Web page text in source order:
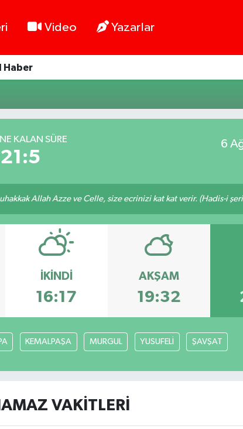
Video Yazarlar
Haber
KALAN SÜRE 6
Allah Azze ve Celle, size ecrinizi kat kat verir. (Hadis-i
İKINDI
16:17
AKŞAM
19:32
KEMALPAŞA MURGUL YUSUFELİ ŞAVŞAT
VAKITLERI